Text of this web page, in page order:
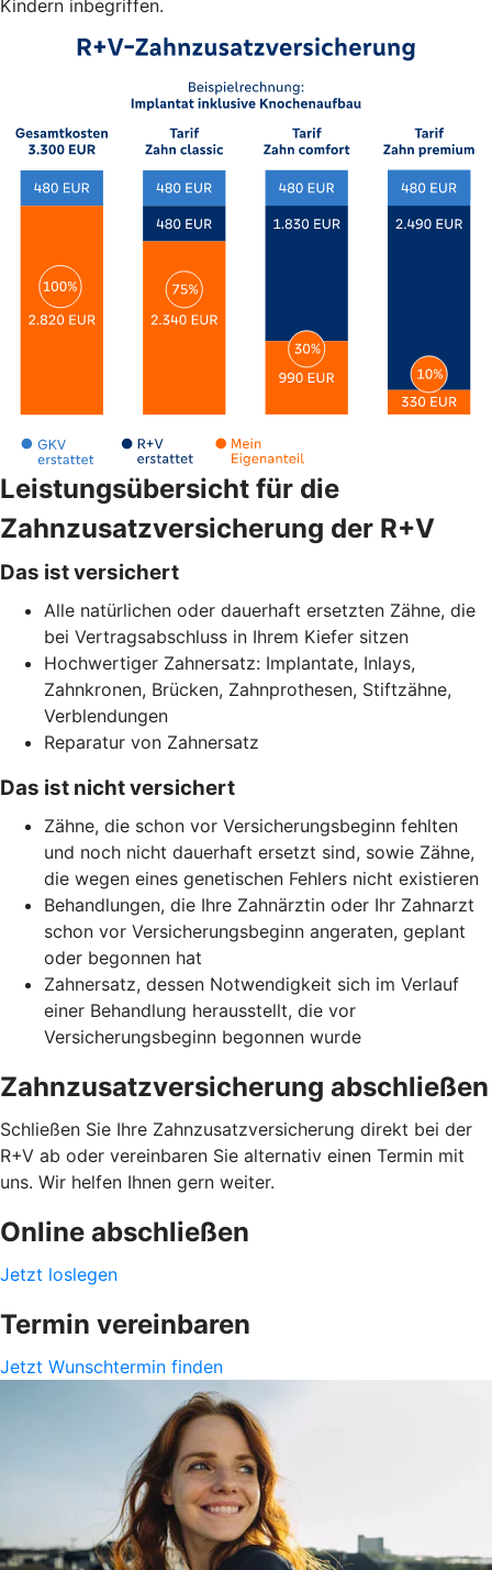
Kindern inbegriffen.
Leistungsübersicht für die
Zahnzusatzversicherung der R+V
Das ist versichert
Alle natürlichen oder dauerhaft ersetzten Zähne, die
bei Vertragsabschluss in Ihrem Kiefer sitzen
Hochwertiger Zahnersatz: Implantate, Inlays,
Zahnkronen, Brücken, Zahnprothesen, Stiftzähne,
Verblendungen
Reparatur von Zahnersatz
Das ist nicht versichert
Zähne, die schon vor Versicherungsbeginn fehlten
und noch nicht dauerhaft ersetzt sind, sowie Zähne,
die wegen eines genetischen Fehlers nicht existieren
Behandlungen, die Ihre Zahnärztin oder Ihr Zahnarzt
schon vor Versicherungsbeginn angeraten, geplant
oder begonnen hat
Zahnersatz, dessen Notwendigkeit sich im Verlauf
einer Behandlung herausstellt, die vor
Versicherungsbeginn begonnen wurde
Zahnzusatzversicherung abschließen
Schließen Sie Ihre Zahnzusatzversicherung direkt bei der
R+V ab oder vereinbaren Sie alternativ einen Termin mit
uns. Wir helfen Ihnen gern weiter.
Online abschließen
Jetzt loslegen
Termin vereinbaren
Jetzt Wunschtermin finden